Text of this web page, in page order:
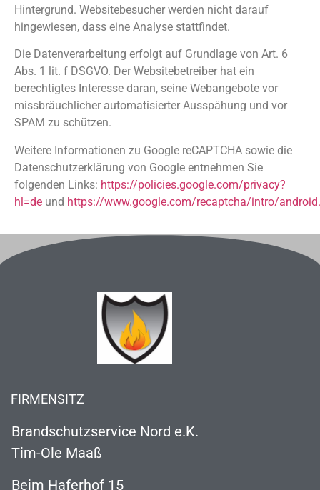
Hintergrund. Websitebesucher werden nicht darauf
hingewiesen, dass eine Analyse stattfindet.
Die Datenverarbeitung erfolgt auf Grundlage von Art. 6
Abs. 1 lit. f DSGVO. Der Websitebetreiber hat ein
berechtigtes Interesse daran, seine Webangebote vor
missbräuchlicher automatisierter Ausspähung und vor
SPAM zu schützen.
Weitere Informationen zu Google reCAPTCHA sowie die
Datenschutzerklärung von Google entnehmen Sie
folgenden Links: https://policies.google.com/privacy?
hl=de und https://www.google.com/recaptcha/intro/
FIRMENSITZ
Brandschutzservice Nord e.K.
Tim-Ole Maaß
Beim Haferhof 15